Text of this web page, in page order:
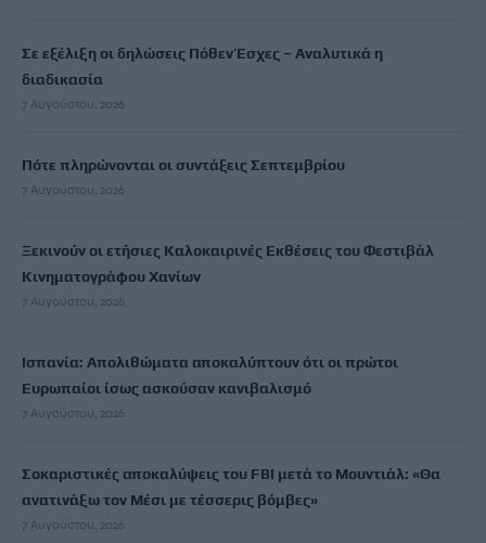
Σε εξέλιξη οι δηλώσεις Πόθεν Έσχες – Αναλυτικά η
διαδικασία
7 Αυγούστου, 2026
Πότε πληρώνονται οι συντάξεις Σεπτεμβρίου
7 Αυγούστου, 2026
Ξεκινούν οι ετήσιες Καλοκαιρινές Εκθέσεις του Φεστιβάλ
Κινηματογράφου Χανίων
7 Αυγούστου, 2026
Ισπανία: Απολιθώματα αποκαλύπτουν ότι οι πρώτοι
Ευρωπαίοι ίσως ασκούσαν κανιβαλισμό
7 Αυγούστου, 2026
Σοκαριστικές αποκαλύψεις του FBI μετά το Μουντιάλ: «Θα
ανατινάξω τον Μέσι με τέσσερις βόμβες»
7 Αυγούστου, 2026